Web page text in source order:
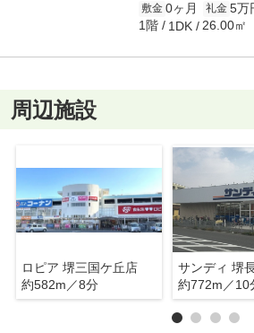
敷金 0ヶ月 礼金 5万
1階 1DK 26.00㎡
周辺施設
ロピア 堺三国ケ丘店
約582m／8分
サンディ 堺
約772m／10